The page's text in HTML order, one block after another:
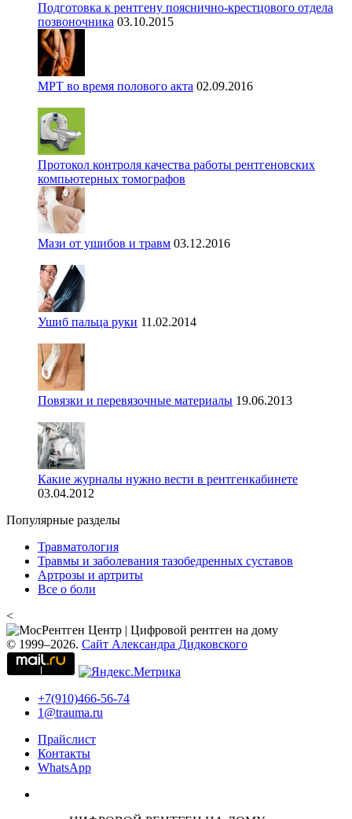
Подготовка к рентгену пояснично-крестцового отдела
позвоночника 03.10.2015
МРТ во время полового акта 02.09.2016
Протокол контроля качества работы рентгеновских
компьютерных томографов
Мази от ушибов и травм 03.12.2016
Ушиб пальца руки 11.02.2014
Повязки и перевязочные материалы 19.06.2013
Какие журналы нужно вести в рентгенкабинете
03.04.2012
Популярные разделы
Травматология
Травмы и заболевания тазобедренных суставов
Артрозы и артриты
Все о боли
<
© 1999–2026. Сайт Александра Дидковского
+7(910)466-56-74
1@trauma.ru
Прайслист
Контакты
WhatsApp